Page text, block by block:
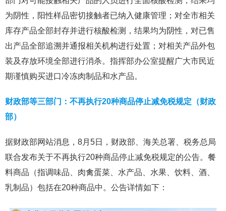
为阴性，阳性样品密切接触者已纳入健康管理；对全市相关
库存产品全部封存并进行核酸检测，结果均为阴性，对已售
出产品全部追溯并通报相关机构进行处置；对相关产品外包
装及存放环境全部进行消杀。指挥部办公室提醒广大市民近
期谨慎购买进口冷冻肉制品和水产品。
财政部等三部门：不再执行20种商品停止减免税规定（财政
部）
据财政部网站消息，8月5日，财政部、海关总署、税务总局
联合发布关于不再执行20种商品停止减免税规定的公告。餐
料商品（指调味品、肉禽蛋菜、水产品、水果、饮料、酒、
乳制品）包括在20种商品中。公告详情如下：